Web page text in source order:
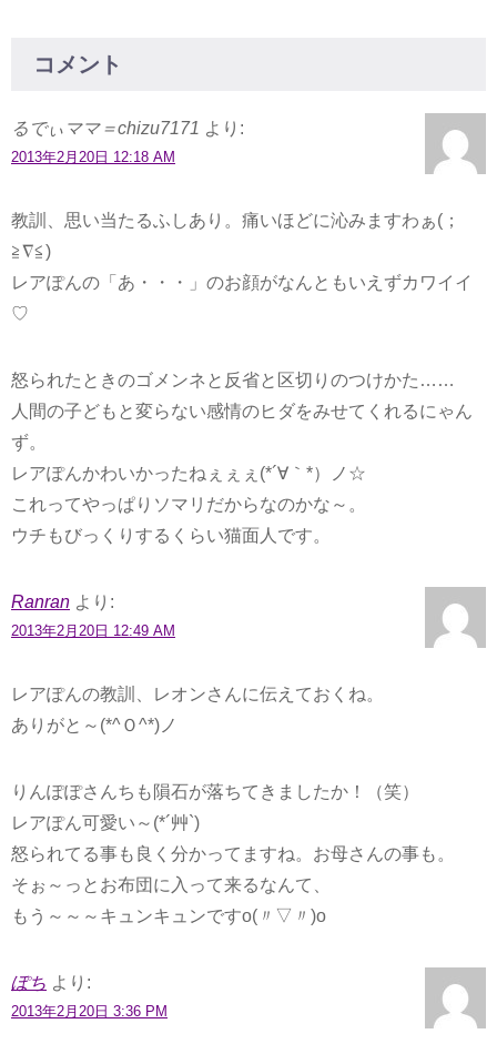
コメント
るでぃママ＝chizu7171 より:
2013年2月20日 12:18 AM
教訓、思い当たるふしあり。痛いほどに沁みますわぁ(；
≧∇≦)
レアぽんの「あ・・・」のお顔がなんともいえずカワイイ
♡
怒られたときのゴメンネと反省と区切りのつけかた……
人間の子どもと変らない感情のヒダをみせてくれるにゃん
ず。
レアぽんかわいかったねぇぇぇ(*´∀｀*）ノ☆
これってやっぱりソマリだからなのかな～。
ウチもびっくりするくらい猫面人です。
Ranran より:
2013年2月20日 12:49 AM
レアぽんの教訓、レオンさんに伝えておくね。
ありがと～(*^Ｏ^*)ノ
りんぽぽさんちも隕石が落ちてきましたか！（笑）
レアぽん可愛い～(*´艸`)
怒られてる事も良く分かってますね。お母さんの事も。
そぉ～っとお布団に入って来るなんて、
もう～～～キュンキュンですo(〃▽〃)o
ぽち より:
2013年2月20日 3:36 PM